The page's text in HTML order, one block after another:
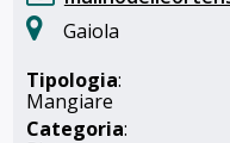
Gaiola
Tipologia:
Mangiare
Categoria: